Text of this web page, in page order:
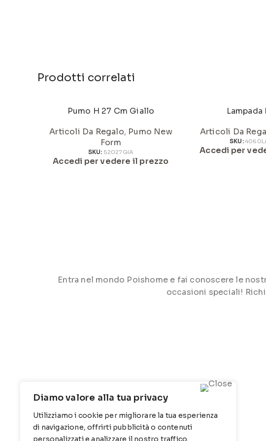
Diamo valore alla tua privacy
Utilizziamo i cookie per migliorare la tua esperienza
di navigazione, offrirti pubblicità o contenuti
personalizzati e analizzare il nostro traffico.
Prodotti correlati
Pumo H 27 Cm Giallo
Articoli Da Regalo, Pumo New
Form
SKU: 52027GIA
Accedi per vedere il prezzo
Lampada
Articoli Da
SKU:
Accedi per
Entra nel mondo Poishome e fai conoscere le
occasioni speciali!
CONTATTI
INFO